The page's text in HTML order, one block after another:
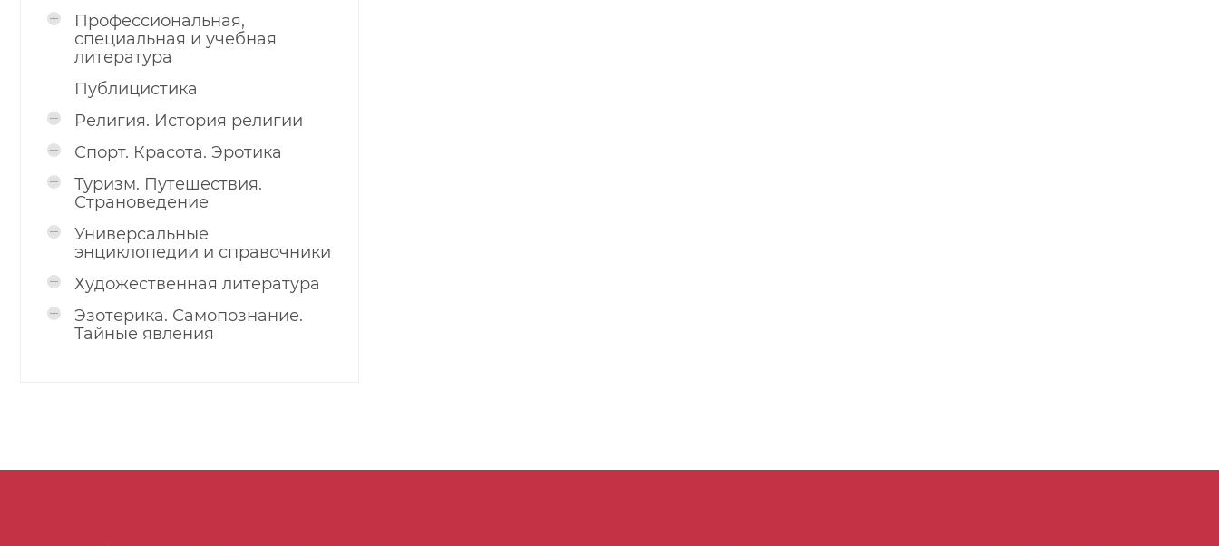
Профессиональная,
специальная и учебная
литература
Публицистика
Религия. История религии
Спорт. Красота. Эротика
Туризм. Путешествия.
Страноведение
Универсальные
энциклопедии и справочники
Художественная литература
Эзотерика. Самопознание.
Тайные явления